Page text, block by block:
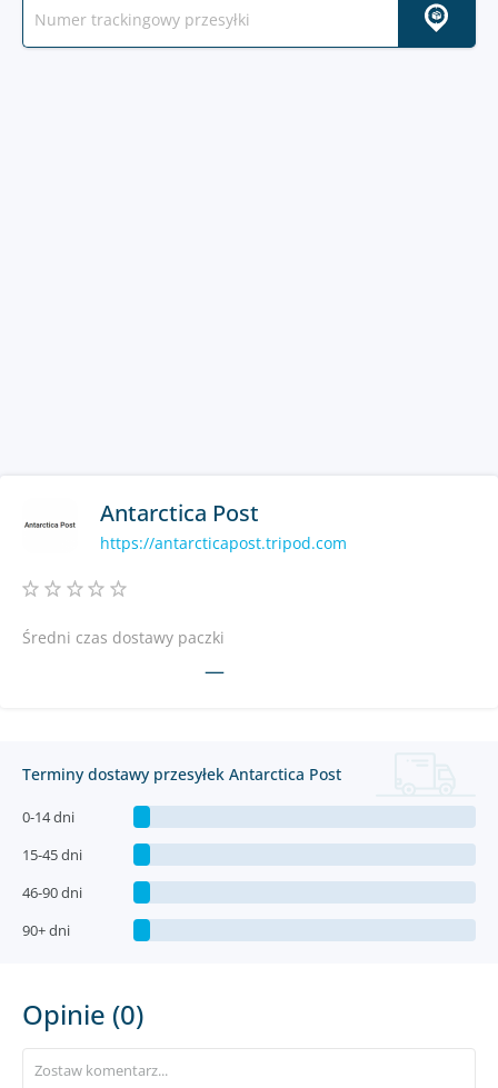
Antarctica Post
https://antarcticapost.tripod.com
Średni czas dostawy paczki
—
Terminy dostawy przesyłek Antarctica Post
0-14 dni
15-45 dni
46-90 dni
90+ dni
Opinie (0)